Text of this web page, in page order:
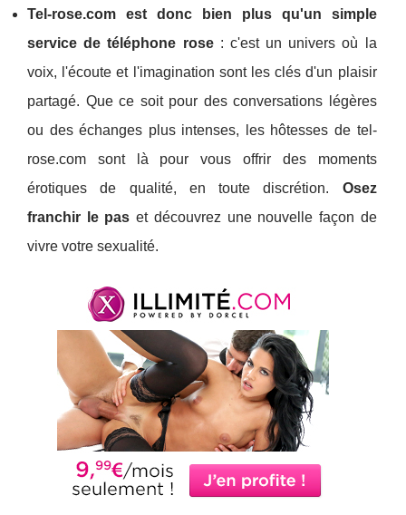
Tel-rose.com est donc bien plus qu'un simple
service de téléphone rose: c'est un univers où la
voix, l'écoute et l'imagination sont les clés d'un plaisir
partagé. Que ce soit pour des conversations légères
ou des échanges plus intenses, les hôtesses de tel-
rose.com sont là pour vous offrir des moments
érotiques de qualité, en toute discrétion. Osez
franchir le pas et découvrez une nouvelle façon de
vivre votre sexualité.